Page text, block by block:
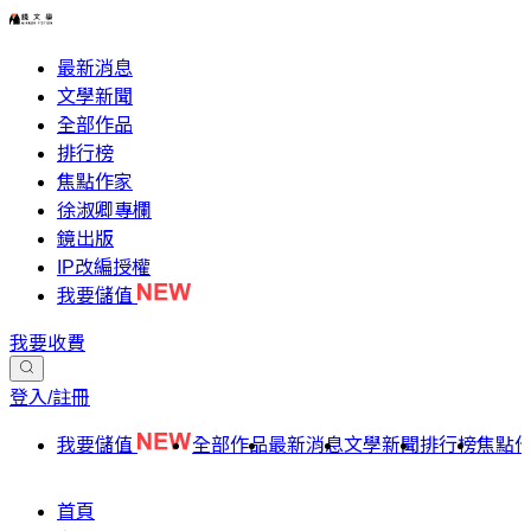
最新消息
文學新聞
全部作品
排行榜
焦點作家
徐淑卿專欄
鏡出版
IP改編授權
我要儲值
我要收費
登入/註冊
我要儲值 全部作品最新消息文學新聞排行榜焦點
首頁